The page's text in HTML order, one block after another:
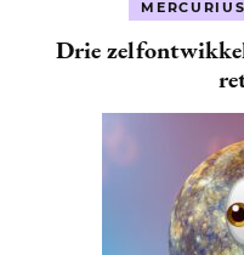
MERCURIUS
Drie